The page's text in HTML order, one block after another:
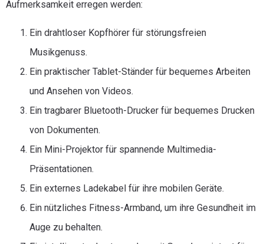
Aufmerksamkeit erregen werden:
Ein drahtloser Kopfhörer für störungsfreien
Musikgenuss.
Ein praktischer Tablet-Ständer für bequemes Arbeiten
und Ansehen von Videos.
Ein tragbarer Bluetooth-Drucker für bequemes Drucken
von Dokumenten.
Ein Mini-Projektor für spannende Multimedia-
Präsentationen.
Ein externes Ladekabel für ihre mobilen Geräte.
Ein nützliches Fitness-Armband, um ihre Gesundheit im
Auge zu behalten.